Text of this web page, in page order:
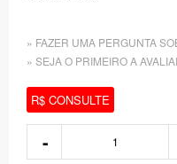
» FAZER UMA PERGUNTA
» SEJA O PRIMEIRO A
R$ CONSULTE